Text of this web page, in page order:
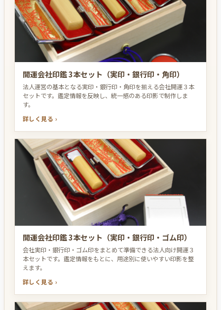
開運会社印鑑 3本セット（実印・銀行印・角印）
法人運営の基本となる実印・銀行印・角印を揃える会社開運３本
セットです。鑑定情報を反映し、統一感のある印影で制作しま
す。
詳しく見る ›
開運会社印鑑 3本セット（実印・銀行印・ゴム印）
会社実印・銀行印・ゴム印をまとめて準備できる法人向け開運３
本セットです。鑑定情報をもとに、用途別に使いやすい印影を整
えます。
詳しく見る ›